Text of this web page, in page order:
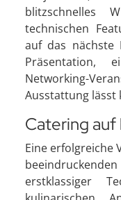
blitzschnelles
technischen
auf das nächste
Präsentation,
Networking-
Ausstattung lässt
Catering
Eine erfolgreiche
erstklassiger